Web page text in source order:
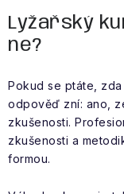
Lyžařský
ne?
Pokud se ptáte, zda
odpověď zní: ano,
zkušenosti.
zkušenosti a
formou.